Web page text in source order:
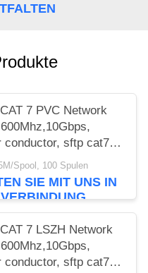
7 PVC Network
conductor, sftp cat7
cable, cat7 lan cable
Spool, 100 Spulen
SIE MIT UNS IN
VERBINDUNG
7 LSZH Network
conductor, sftp cat7